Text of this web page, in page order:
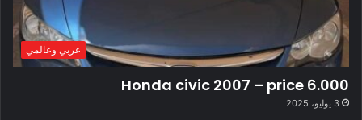
عربي وعالمي
Honda civic 2007 – price 6.000
3 يوليو، 2025